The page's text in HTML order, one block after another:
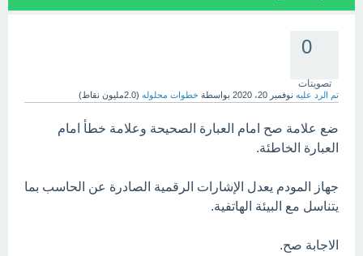
0
تصويتات
تم الرد عليه نوفمبر 20، 2020 بواسطة خطوات محلوله (2.0مليون نقاط)
ضع علامة صح امام العبارة الصحيحة وعلامة خطأ امام
العبارة الخاطئة.
جهاز المودم يعدل الإشارات الرقمية الصادرة عن الحاسب بما
يتناسل مع البيئة الهاتفية.
الاجابة صح.